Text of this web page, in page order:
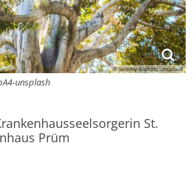
© jeremy-bishop, unsplash
unsplash
St.
Prüm